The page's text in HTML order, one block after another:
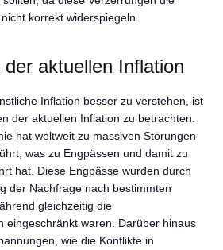
korrekt widerspiegeln.
aktuellen Inflation
Inflation besser zu verstehen, ist
der aktuellen Inflation zu betrachten.
hat weltweit zu massiven Störungen
was zu Engpässen und damit zu
hat. Diese Engpässe wurden durch
der Nachfrage nach bestimmten
gleichzeitig die
eingeschränkt waren. Darüber hinaus
wie die Konflikte in